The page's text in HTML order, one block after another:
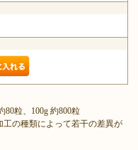
粒、100g 約800粒
の種類によって若干の差異が